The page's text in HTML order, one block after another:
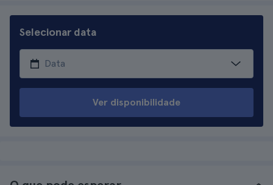
Selecionar data
Ver disponibilidade